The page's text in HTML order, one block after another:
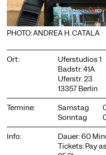
PHOTO: ANDREA H. CATALA
Ort:
Uferstudios 1
Badstr. 41A
Uferstr. 23
13357 Berlin
Termine:
Samstag
Sonntag
Info:
Dauer: 60
Tickets: Pay
Wir verwenden Cookies und
unserer Website. Notwendige
Sie die Website nutzen können.
die Website
Datenschutzerklärung für
können Sie auswählen, welche
Notwendige Cookies
Externe Medien
Statistiken
Nur notwendige Alle